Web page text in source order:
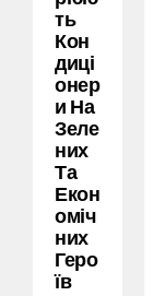
Ть
Кон
Диці
Онер
И На
Зеле
Них
Та
Екон
Оміч
Них
Геро
Їв